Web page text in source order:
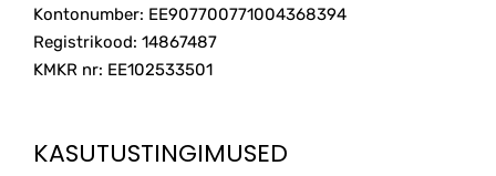
Kontonumber: EE907700771004368394
Registrikood: 14867487
KMKR nr: EE102533501
KASUTUSTINGIMUSED